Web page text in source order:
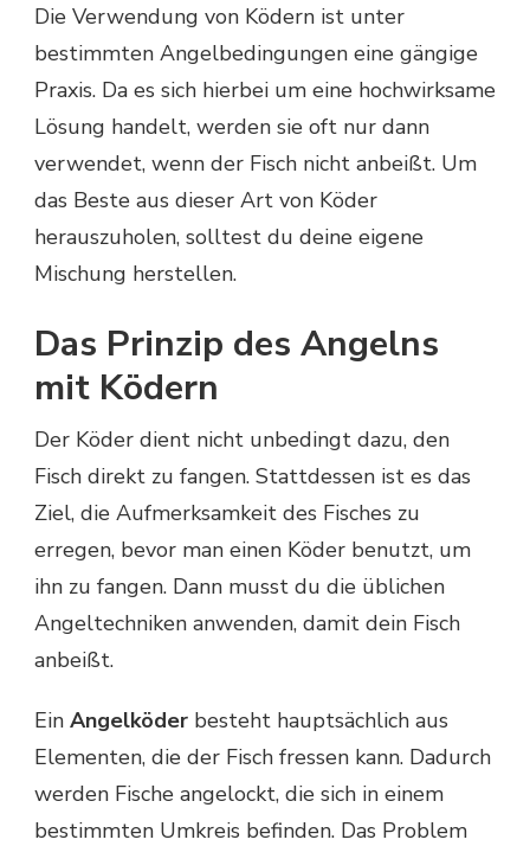
MAN
ANGELKÖDER
Die Verwendung von Ködern ist unter
bestimmten Angelbedingungen eine gängige
Praxis. Da es sich hierbei um eine hochwirksame
Lösung handelt, werden sie oft nur dann
verwendet, wenn der Fisch nicht anbeißt. Um
das Beste aus dieser Art von Köder
herauszuholen, solltest du deine eigene
Mischung herstellen.
Das Prinzip des Angelns
mit Ködern
Der Köder dient nicht unbedingt dazu, den
Fisch direkt zu fangen. Stattdessen ist es das
Ziel, die Aufmerksamkeit des Fisches zu
erregen, bevor man einen Köder benutzt, um
ihn zu fangen. Dann musst du die üblichen
Angeltechniken anwenden, damit dein Fisch
anbeißt.
Ein Angelköder besteht hauptsächlich aus
Elementen, die der Fisch fressen kann. Dadurch
werden Fische angelockt, die sich in einem
bestimmten Umkreis befinden. Das Problem